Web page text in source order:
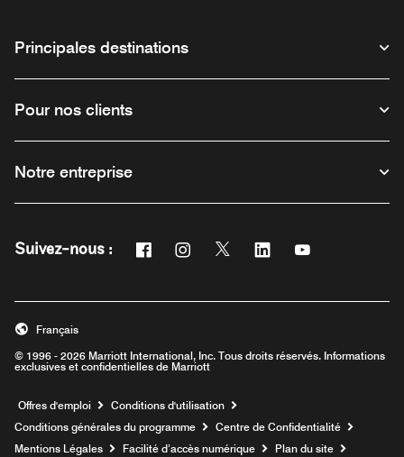
Principales destinations
Pour nos clients
Notre entreprise
Suivez-nous : Facebook
Ouvre une nouvelle fenêtre
Instagram
Ouvre une nouvelle fenêtre
Twitter
Ouvre une nouvelle fenêtre
Linkedin
Ouvre une nouvelle
Ouvre une
© 1996 - 2026 Marriott International, Inc. Tous droits réservés. Informations
exclusives et confidentielles de Marriott
Français
Offres d'emploi Ouvre une nouvelle fenêtre
Conditions d'utilisation
Conditions générales du programme
Centre de Confidentialité
Mentions Légales
Facilité d’accès numérique Plan du site